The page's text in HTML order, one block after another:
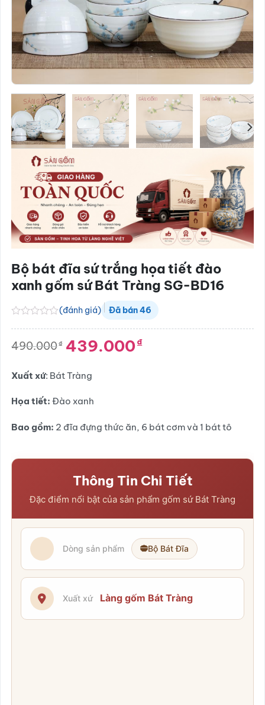
Bộ bát đĩa sứ trắng họa tiết đào
xanh gốm sứ Bát Tràng SG-BD16
hạng
0.0
sao
(đánh giá) Đã bán46
490.000₫
Giá
là:
439.000₫
Giá
tại
439.000₫.
Xuất xứ: Bát Tràng
Họa tiết: Đào xanh
Bao gồm: 2 đĩa đựng thức ăn, 6 bát cơm và 1 bát tô
Thông Tin Chi Tiết
Đặc điểm nổi bật của sản phẩm gốm sứ Bát Tràng
Dòng sản phẩm Bộ Bát Đĩa
Xuất xứ Làng gốm Bát Tràng